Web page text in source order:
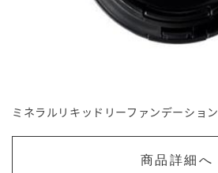
ミネラルリキッドリーファンデーション
商品詳細へ